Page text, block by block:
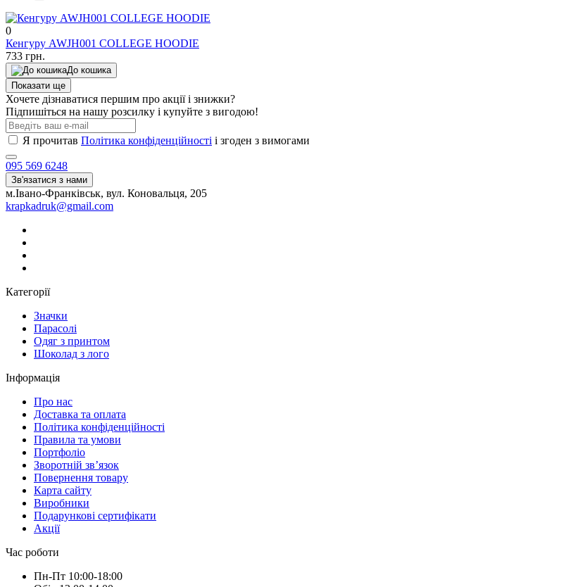
0
Кенгуру AWJH001 COLLEGE HOODIE
733 грн.
До кошика
Показати ще
Хочете дізнаватися першим про акції і знижки?
Підпишіться на нашу розсилку і купуйте з вигодою!
Я прочитав Політика конфіденційності і згоден з вимогами
095 569 6248
Зв'язатися з нами
м.Івано-Франківськ, вул. Коновальця, 205
krapkadruk@gmail.com
Категорії
Значки
Парасолі
Одяг з принтом
Шоколад з лого
Інформація
Про нас
Доставка та оплата
Політика конфіденційності
Правила та умови
Портфоліо
Зворотній зв’язок
Повернення товару
Карта сайту
Виробники
Подарункові сертифікати
Акції
Час роботи
Пн-Пт 10:00-18:00